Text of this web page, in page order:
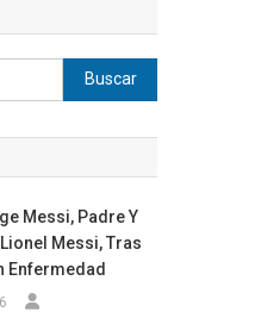
Buscar:
Messi, Padre Y
Messi, Tras
Enfermedad